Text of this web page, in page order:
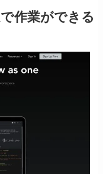
作業ができる